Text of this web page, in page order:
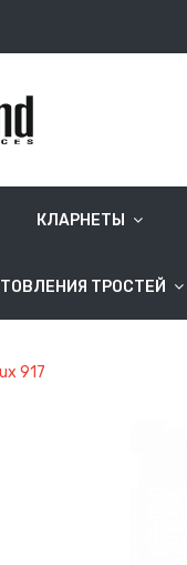
КЛАРНЕТЫ
ТРОСТЕЙ
917